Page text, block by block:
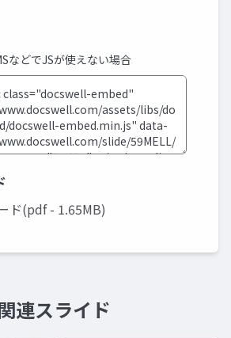
などでJSが使えない場合
ド(pdf - 1.65MB)
連スライド